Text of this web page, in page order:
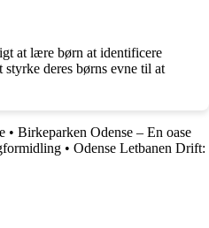
at lære børn at identificere
deres børns evne til at
• Birkeparken Odense – En oase
• Odense Letbanen Drift: